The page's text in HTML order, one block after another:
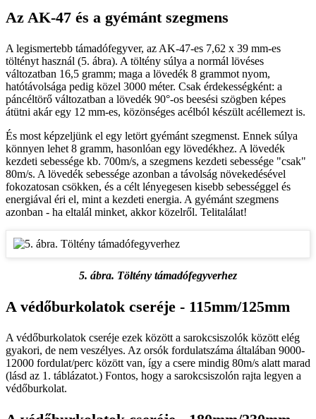
Az AK-47 és a gyémánt szegmens
A legismertebb támadófegyver, az AK-47-es 7,62 x 39 mm-es
töltényt használ (5. ábra). A töltény súlya a normál lövéses
változatban 16,5 gramm; maga a lövedék 8 grammot nyom,
hatótávolsága pedig közel 3000 méter. Csak érdekességként: a
páncéltörő változatban a lövedék 90°-os beesési szögben képes
átütni akár egy 12 mm-es, közönséges acélból készült acéllemezt is.
És most képzeljünk el egy letört gyémánt szegmenst. Ennek súlya
könnyen lehet 8 gramm, hasonlóan egy lövedékhez. A lövedék
kezdeti sebessége kb. 700m/s, a szegmens kezdeti sebessége "csak"
80m/s. A lövedék sebessége azonban a távolság növekedésével
fokozatosan csökken, és a célt lényegesen kisebb sebességgel és
energiával éri el, mint a kezdeti energia. A gyémánt szegmens
azonban - ha eltalál minket, akkor közelről. Telitalálat!
5. ábra. Töltény támadófegyverhez
A védőburkolatok cseréje - 115mm/125mm
A védőburkolatok cseréje ezek között a sarokcsiszolók között elég
gyakori, de nem veszélyes. Az orsók fordulatszáma általában 9000-
12000 fordulat/perc között van, így a csere mindig 80m/s alatt marad
(lásd az 1. táblázatot.) Fontos, hogy a sarokcsiszolón rajta legyen a
védőburkolat.